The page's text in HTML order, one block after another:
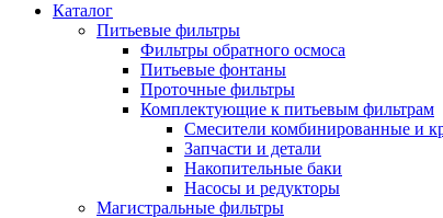
Каталог
Питьевые фильтры
Фильтры обратного осмоса
Питьевые фонтаны
Проточные фильтры
Комплектующие к питьевым фильтрам
Смесители комбинированные и
Запчасти и детали
Накопительные баки
Насосы и редукторы
Магистральные фильтры